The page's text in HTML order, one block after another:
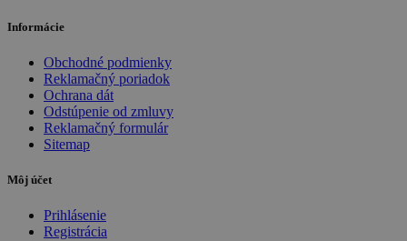
Informácie
Obchodné podmienky
Reklamačný poriadok
Ochrana dát
Odstúpenie od zmluvy
Reklamačný formulár
Sitemap
Môj účet
Prihlásenie
Registrácia